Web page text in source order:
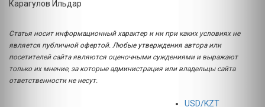
Карагулов Ильдар
Статья носит информационный характер и ни при каких условиях не
является публичной офертой. Любые утверждения автора или
посетителей сайта являются оценочными суждениями и выражают
только их мнение, за которые администрация или владельцы сайта
ответственности не несут.
USD/KZT